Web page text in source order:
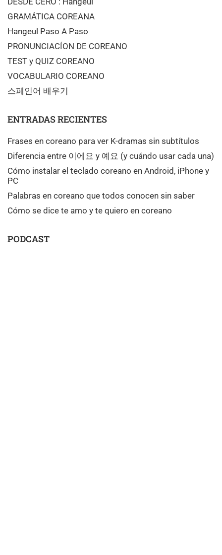
GRAMÁTICA COREANA
Hangeul Paso A Paso
PRONUNCIACÍON DE COREANO
TEST y QUIZ COREANO
VOCABULARIO COREANO
스페인어 배우기
ENTRADAS RECIENTES
Frases en coreano para ver K-dramas sin subtítulos
Diferencia entre 이에요 y 예요 (y cuándo usar cada una)
Cómo instalar el teclado coreano en Android, iPhone y
PC
Palabras en coreano que todos conocen sin saber
Cómo se dice te amo y te quiero en coreano
PODCAST